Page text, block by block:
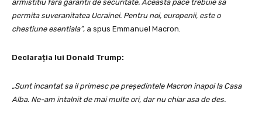
armistitiu fara garantii de securitate. Aceasta pace trebuie sa
permita suveranitatea Ucrainei. Pentru noi, europenii, este o
chestiune esentiala”, a spus Emmanuel Macron.
Declarația lui Donald Trump:
„Sunt incantat sa il primesc pe președintele Macron inapoi la Casa
Alba. Ne-am intalnit de mai multe ori, dar nu chiar asa de des.